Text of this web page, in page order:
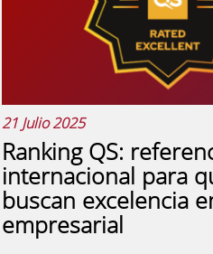
retorno de la inversión o la
21 Julio 2025
Ranking QS:
internacional para
buscan excelencia
empresarial